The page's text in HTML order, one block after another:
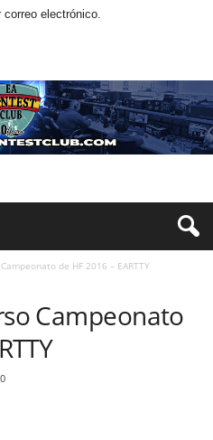
electrónico.
de HF 2016 – EARTTY
Campeonato
0